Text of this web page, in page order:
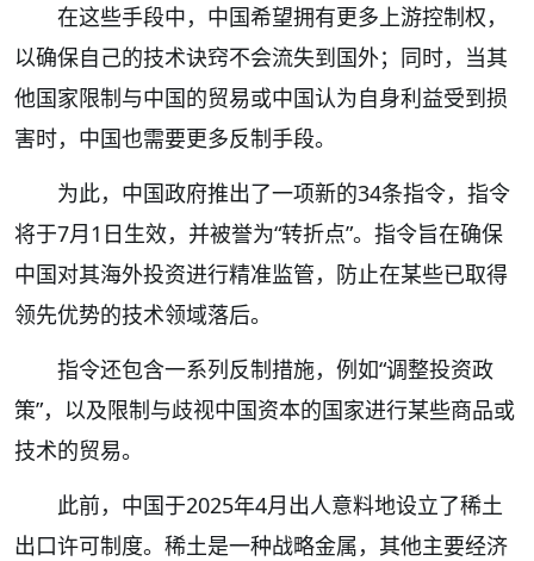
在这些手段中，中国希望拥有更多上游控制权，
以确保自己的技术诀窍不会流失到国外；同时，当其
他国家限制与中国的贸易或中国认为自身利益受到损
害时，中国也需要更多反制手段。
为此，中国政府推出了一项新的34条指令，指令
将于7月1日生效，并被誉为“转折点”。指令旨在确保
中国对其海外投资进行精准监管，防止在某些已取得
领先优势的技术领域落后。
指令还包含一系列反制措施，例如“调整投资政
策”，以及限制与歧视中国资本的国家进行某些商品或
技术的贸易。
此前，中国于2025年4月出人意料地设立了稀土
出口许可制度。稀土是一种战略金属，其他主要经济